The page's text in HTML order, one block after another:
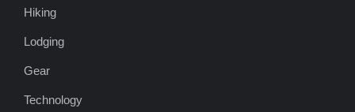
Hiking
Lodging
Gear
Technology